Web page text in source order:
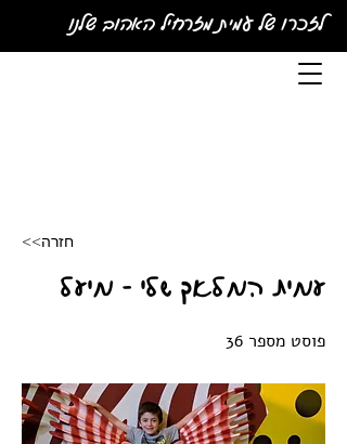
לזכרו של עמית מזרחיל האהוב שלנו
<<חזרה
עמית המלאך שלי - מיעל
פוסט מספר 36